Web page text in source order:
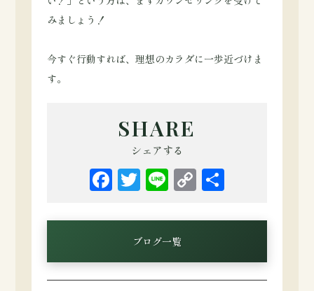
みましょう！
今すぐ行動すれば、理想のカラダに一歩近づけま
す。
SHARE
シェアする
Facebook
Twitter
LineCopy
ブログ一覧